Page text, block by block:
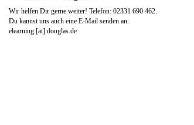
Wir helfen Dir gerne weiter! Telefon: 02331 690 462.
Du kannst uns auch eine E-Mail senden an:
elearning [at] douglas.de